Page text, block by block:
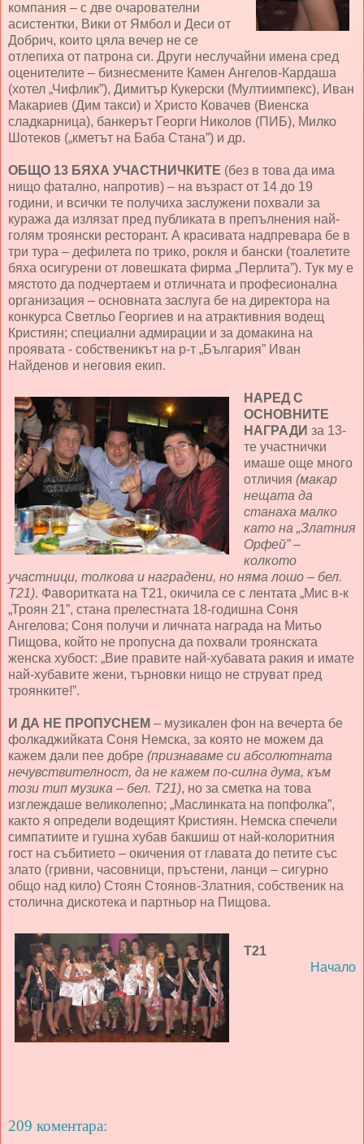
компания – с две очарователни
асистентки, Вики от Ямбол и Деси от
Добрич, които цяла вечер не се
отлепиха от патрона си. Други неслучайни имена сред
оценителите – бизнесмените Камен Ангелов-Кардаша
(хотел „Чифлик”), Димитър Кукерски (Мултиимпекс), Иван
Макариев (Дим такси) и Христо Ковачев (Виенска
сладкарница), банкерът Георги Николов (ПИБ), Милко
Шотеков („кметът на Баба Стана”) и др.
ОБЩО 13 БЯХА УЧАСТНИЧКИТЕ (без в това да има
нищо фатално, напротив) – на възраст от 14 до 19
години, и всички те получиха заслужени похвали за
куража да излязат пред публиката в препълнения най-
голям троянски ресторант. А красивата надпревара бе в
три тура – дефилета по трико, рокля и бански (тоалетите
бяха осигурени от ловешката фирма „Перлита”). Тук му е
мястото да подчертаем и отличната и професионална
организация – основната заслуга бе на директора на
конкурса Светльо Георгиев и на атрактивния водещ
Кристиян; специални адмирации и за домакина на
проявата - собственикът на р-т „България” Иван
Найденов и неговия екип.
НАРЕД С
ОСНОВНИТЕ
НАГРАДИ за 13-
те участнички
имаше още много
отличия (макар
нещата да
станаха малко
като на „Златния
Орфей” –
колкото
участници, толкова и наградени, но няма лошо – бел.
Т21). Фаворитката на Т21, окичила се с лентата „Мис в-к
„Троян 21”, стана прелестната 18-годишна Соня
Ангелова; Соня получи и личната награда на Митьо
Пищова, който не пропусна да похвали троянската
женска хубост: „Вие правите най-хубавата ракия и имате
най-хубавите жени, търновки нищо не струват пред
троянките!”.
И ДА НЕ ПРОПУСНЕМ – музикален фон на вечерта бе
фолкаджийката Соня Немска, за която не можем да
кажем дали пее добре (признаваме си абсолютната
нечувствителност, да не кажем по-силна дума, към
този тип музика – бел. Т21), но за сметка на това
изглеждаше великолепно; „Маслинката на попфолка”,
както я определи водещият Кристиян. Немска спечели
симпатиите и гушна хубав бакшиш от най-колоритния
гост на събитието – окичения от главата до петите със
злато (гривни, часовници, пръстени, ланци – сигурно
общо над кило) Стоян Стоянов-Златния, собственик на
столична дискотека и партньор на Пищова.
Т21
Начало
209 коментара: